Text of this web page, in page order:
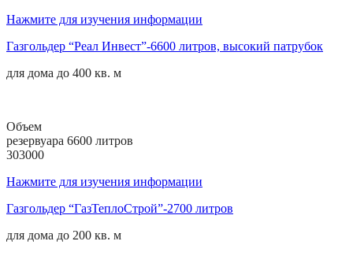
Нажмите для изучения информации
Газгольдер “Реал Инвест”-6600 литров, высокий патрубок
для дома до 400 кв. м
Объем
резервуара 6600 литров
303000
Нажмите для изучения информации
Газгольдер “ГазТеплоСтрой”-2700 литров
для дома до 200 кв. м